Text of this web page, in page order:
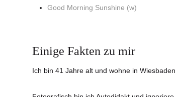
Good Morning Sunshine (w)
Einige Fakten zu mir
Ich bin 41 Jahre alt und wohne in